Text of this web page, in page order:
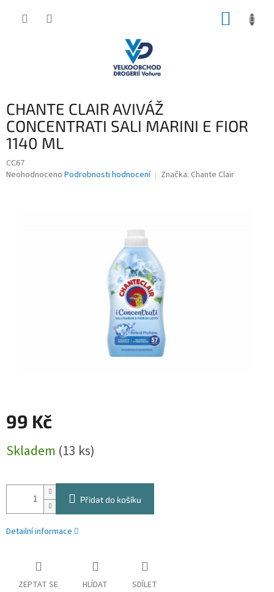
CHANTE CLAIR AVIVÁŽ
CONCENTRATI SALI MARINI E FIOR
1140 ML
CC67
Průměrné
Neohodnoceno Podrobnosti hodnocení Značka: Chante Clair
99 Kč
cena:
Skladem (13 ks)
Přidat do košíku
Detailní informace
ZEPTAT SE HLÍDAT SDÍLET